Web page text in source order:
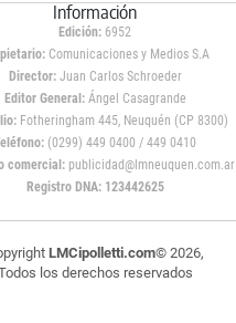
Información
Edición: 6952
Comunicaciones y Medios S.A
Director: Juan Carlos Schroeder
Editor General:Ángel Casagrande
Fotheringham 445, Neuquén (CP 8300)
(0299) 449 0400 / 449 0410
comercial: publicidad@lmneuquen.com.ar
Registro DNA: 123442625
LMCipolletti.com© 2026,
los derechos reservados